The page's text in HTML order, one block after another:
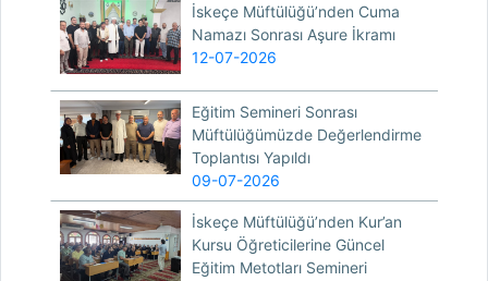
İskeçe Müftülüğü’nden Cuma
Namazı Sonrası Aşure İkramı
12-07-2026
Eğitim Semineri Sonrası
Müftülüğümüzde Değerlendirme
Toplantısı Yapıldı
09-07-2026
İskeçe Müftülüğü’nden Kur’an
Kursu Öğreticilerine Güncel
Eğitim Metotları Semineri